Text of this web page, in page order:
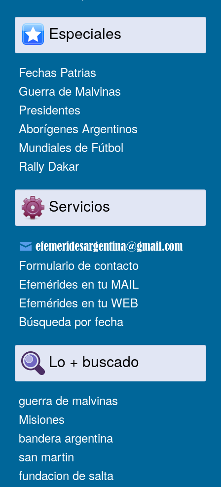
Especiales
Fechas Patrias
Guerra de Malvinas
Presidentes
Aborígenes Argentinos
Mundiales de Fútbol
Rally Dakar
Servicios
Formulario de contacto
Efemérides en tu MAIL
Efemérides en tu WEB
Búsqueda por fecha
Lo + buscado
guerra de malvinas
Misiones
bandera argentina
san martin
fundacion de salta